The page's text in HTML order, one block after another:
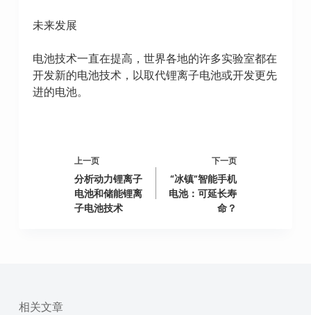
未来发展
电池技术一直在提高，世界各地的许多实验室都在
开发新的电池技术，以取代锂离子电池或开发更先
进的电池。
上一页
分析动力锂离子
电池和储能锂离
子电池技术
下一页
“冰镇”智能手机
电池：可延长寿
命？
相关文章